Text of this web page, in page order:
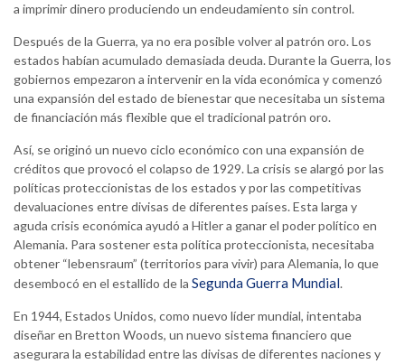
a imprimir dinero produciendo un endeudamiento sin control.
Después de la Guerra, ya no era posible volver al patrón oro. Los
estados habían acumulado demasiada deuda. Durante la Guerra, los
gobiernos empezaron a intervenir en la vida económica y comenzó
una expansión del estado de bienestar que necesitaba un sistema
de financiación más flexible que el tradicional patrón oro.
Así, se originó un nuevo ciclo económico con una expansión de
créditos que provocó el colapso de 1929. La crisis se alargó por las
políticas proteccionistas de los estados y por las competitivas
devaluaciones entre divisas de diferentes países. Esta larga y
aguda crisis económica ayudó a Hitler a ganar el poder político en
Alemania. Para sostener esta política proteccionista, necesitaba
obtener “lebensraum” (territorios para vivir) para Alemania, lo que
desembocó en el estallido de la Segunda Guerra Mundial.
En 1944, Estados Unidos, como nuevo líder mundial, intentaba
diseñar en Bretton Woods, un nuevo sistema financiero que
asegurara la estabilidad entre las divisas de diferentes naciones y